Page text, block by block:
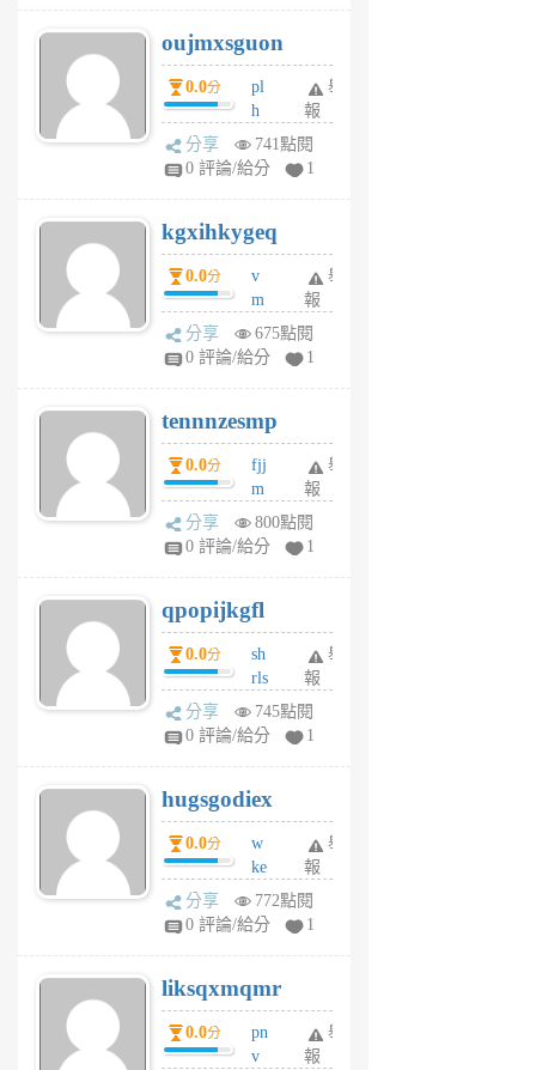
個
月
前
個
月
前
oujmxsguon
0.0分
pl
h
wi
w
6
個
月
前
舉
報
分享
741點閱
0 評論/給分
1
kgxihkygeq
0.0分
v
m
sg
sr
6
個
月
前
舉
報
分享
675點閱
0 評論/給分
1
tennnzesmp
0.0分
fjj
m
w
rs
6
個
月
前
舉
報
分享
800點閱
0 評論/給分
1
qpopijkgfl
0.0分
sh
rls
k
m
6
個
月
前
舉
報
分享
745點閱
0 評論/給分
1
hugsgodiex
0.0分
w
ke
rv
pj
6
個
月
前
舉
報
分享
772點閱
0 評論/給分
1
liksqxmqmr
0.0分
pn
v
舉
報